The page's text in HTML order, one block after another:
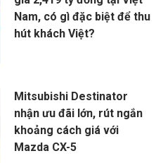
Nam, có gì đặc biệt để thu
hút khách Việt?
Mitsubishi Destinator
nhận ưu đãi lớn, rút ngắn
khoảng cách giá với
Mazda CX-5